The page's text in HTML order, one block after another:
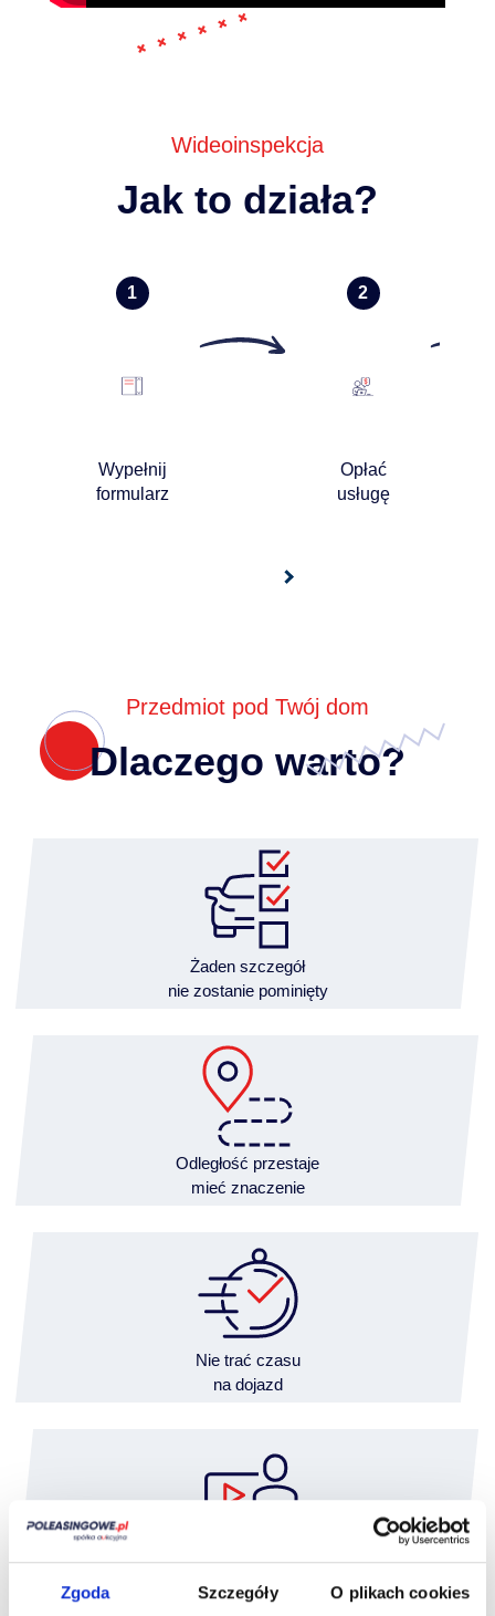
Zgoda Szczegóły O plikach cookies
Wideoinspekcja
Jak to działa?
Wypełnij
formularz
Opłać
usługę
Przedmiot pod Twój dom
Dlaczego warto?
Żaden szczegół
nie zostanie pominięty
Odległość przestaje
mieć znaczenie
Nie trać czasu
na dojazd
wygodnie z domu